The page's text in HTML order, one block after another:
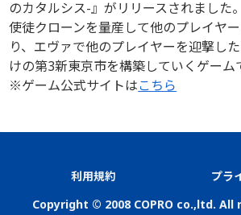
のカタルシス-』がリリースされました。
使徒クローンを量産して他のプレイヤ
り、エヴァで他のプレイヤーを迎撃し
けの第3新東京市を構築していくゲーム
※ゲーム公式サイトはこちら
利用規約
プラ
Copyright © 2008 COPRO co.,ltd.